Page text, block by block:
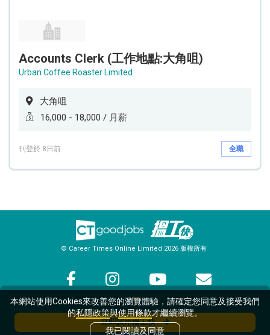
Accounts Clerk (工作地點:大角咀)
Urban Coffee Roaster Limited
大角咀
16,000 - 18,000 / 月薪
刊登於 8日前 全職
立即試用搵工快
© Career Times Online Limited 2026 版權所有
關於搵工快 使用條款及私隱
本網站使用Cookies來改善您的瀏覽體驗，請確定您同意及接受我們
的私隱政策與使用條款才繼續瀏覽。
我已閱讀及同意